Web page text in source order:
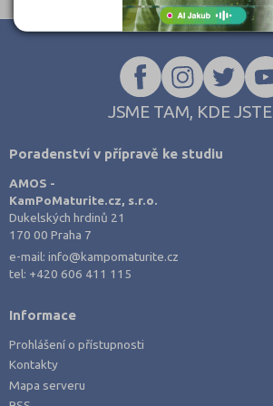
JSME TAM, KDE
Poradenství v přípravě ke studiu
AMOS -
KamPoMaturite.cz, s.r.o.
Dukelských hrdinů 21
170 00 Praha 7
e-mail:info@kampomaturite.cz
tel: +420 606 411 115
Informace
Prohlášení o přístupnosti
Kontakty
Mapa serveru